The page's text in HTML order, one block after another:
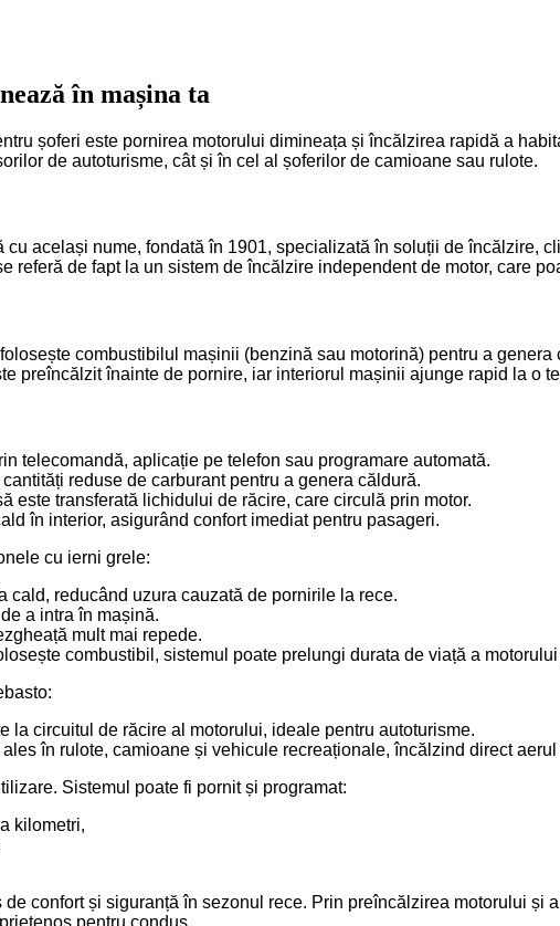
în mașina ta
șoferi este pornirea motorului dimineața și încălzirea rapidă a
de autoturisme, cât și în cel al șoferilor de camioane sau rulote.
cu același nume, fondată în 1901, specializată în soluții de încălzire,
referă de fapt la un sistem de încălzire independent de motor, care
combustibilul mașinii (benzină sau motorină) pentru a
preîncălzit înainte de pornire, iar interiorul mașinii ajunge rapid la o
telecomandă, aplicație pe telefon sau programare automată.
reduse de carburant pentru a genera căldură.
este transferată lichidului de răcire, care circulă prin motor.
în interior, asigurând confort imediat pentru pasageri.
cu ierni grele:
cald, reducând uzura cauzată de pornirile la rece.
a intra în mașină.
mult mai repede.
combustibil, sistemul poate prelungi durata de viață a
la circuitul de răcire al motorului, ideale pentru autoturisme.
în rulote, camioane și vehicule recreaționale, încălzind direct
Sistemul poate fi pornit și programat:
kilometri,
confort și siguranță în sezonul rece. Prin preîncălzirea motorului și